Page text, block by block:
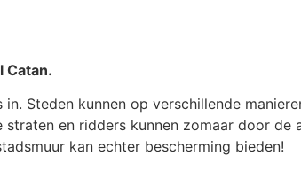
Catan.
Steden kunnen op verschillende
en ridders kunnen zomaar door
kan echter bescherming bieden!